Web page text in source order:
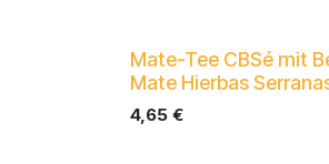
Mate-Tee CBSé mit
Mate Hierbas
4,65 €